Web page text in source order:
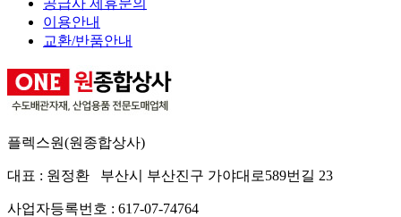
공급사 제휴문의
이용안내
교환/반품안내
플렉스원(원종합상사)
대표 : 원정환 부산시 부산진구 가야대로589번길 23
사업자등록번호 : 617-07-74764